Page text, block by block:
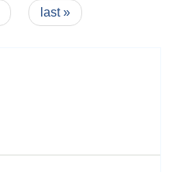
last »